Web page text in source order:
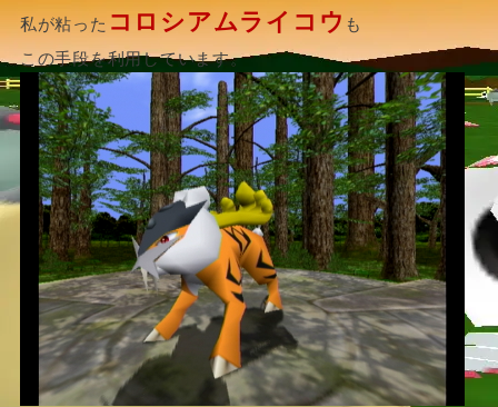
私が粘ったコロシアムライコウも
この手段を利用しています。